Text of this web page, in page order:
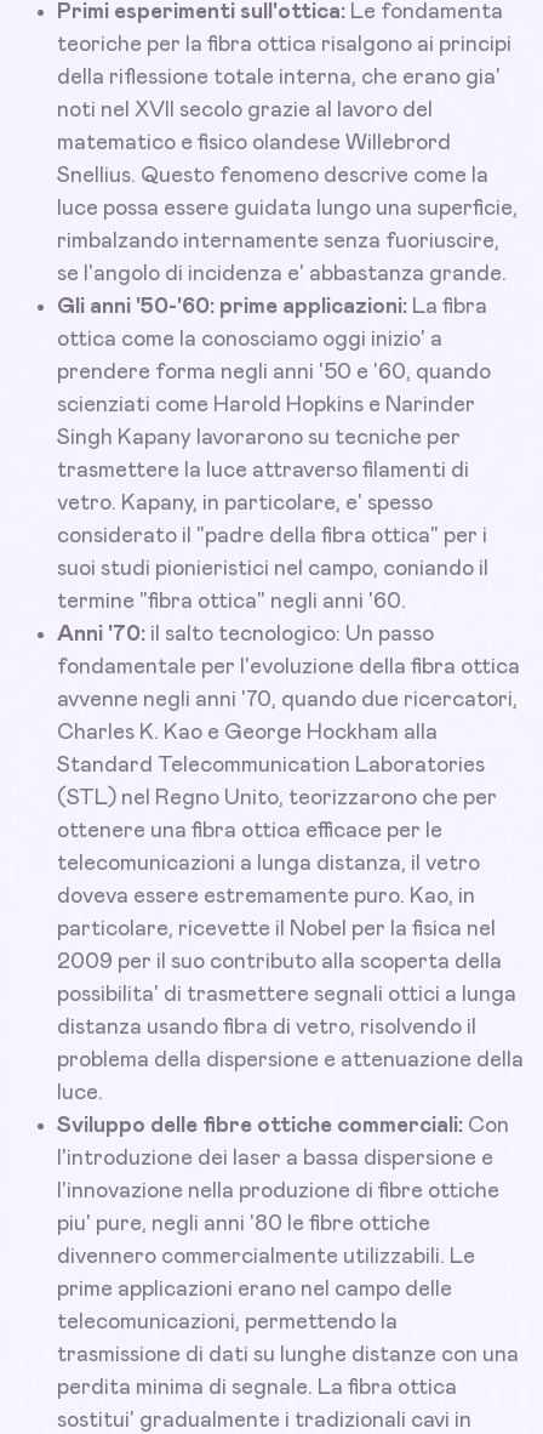
Primi esperimenti sull'ottica: Le fondamenta
teoriche per la fibra ottica risalgono ai principi
della riflessione totale interna, che erano gia'
noti nel XVII secolo grazie al lavoro del
matematico e fisico olandese Willebrord
Snellius. Questo fenomeno descrive come la
luce possa essere guidata lungo una superficie,
rimbalzando internamente senza fuoriuscire,
se l'angolo di incidenza e' abbastanza grande.
Gli anni '50-'60: prime applicazioni: La fibra
ottica come la conosciamo oggi inizio' a
prendere forma negli anni '50 e '60, quando
scienziati come Harold Hopkins e Narinder
Singh Kapany lavorarono su tecniche per
trasmettere la luce attraverso filamenti di
vetro. Kapany, in particolare, e' spesso
considerato il "padre della fibra ottica" per i
suoi studi pionieristici nel campo, coniando il
termine "fibra ottica" negli anni '60.
Anni '70: il salto tecnologico: Un passo
fondamentale per l'evoluzione della fibra ottica
avvenne negli anni '70, quando due ricercatori,
Charles K. Kao e George Hockham alla
Standard Telecommunication Laboratories
(STL) nel Regno Unito, teorizzarono che per
ottenere una fibra ottica efficace per le
telecomunicazioni a lunga distanza, il vetro
doveva essere estremamente puro. Kao, in
particolare, ricevette il Nobel per la fisica nel
2009 per il suo contributo alla scoperta della
possibilita' di trasmettere segnali ottici a lunga
distanza usando fibra di vetro, risolvendo il
problema della dispersione e attenuazione della
luce.
Sviluppo delle fibre ottiche commerciali: Con
l'introduzione dei laser a bassa dispersione e
l'innovazione nella produzione di fibre ottiche
piu' pure, negli anni '80 le fibre ottiche
divennero commercialmente utilizzabili. Le
prime applicazioni erano nel campo delle
telecomunicazioni, permettendo la
trasmissione di dati su lunghe distanze con una
perdita minima di segnale. La fibra ottica
sostitui' gradualmente i tradizionali cavi in